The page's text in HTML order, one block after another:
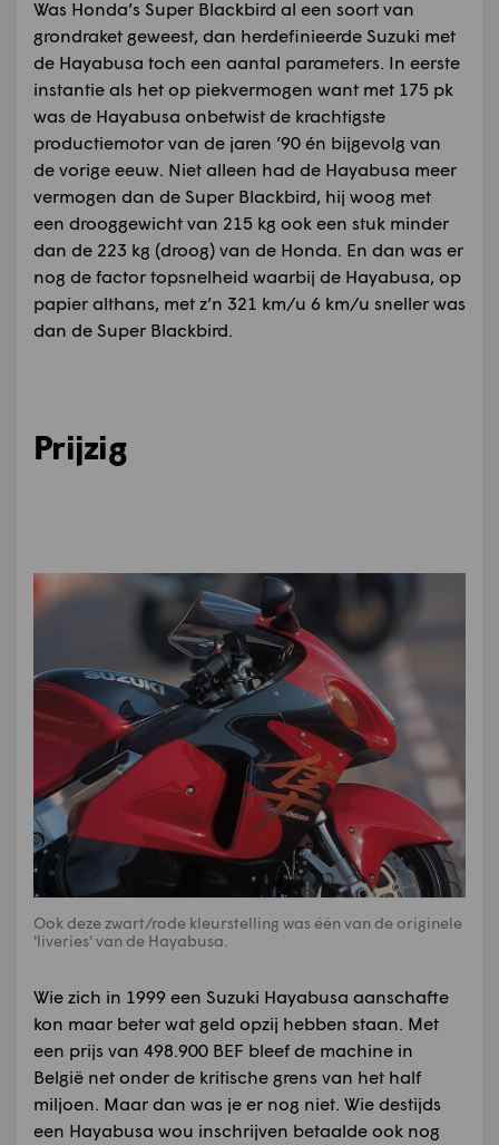
Was Honda’s Super Blackbird al een soort van
grondraket geweest, dan herdefinieerde Suzuki met
de Hayabusa toch een aantal parameters. In eerste
instantie als het op piekvermogen want met 175 pk
was de Hayabusa onbetwist de krachtigste
productiemotor van de jaren ’90 én bijgevolg van
de vorige eeuw. Niet alleen had de Hayabusa meer
vermogen dan de Super Blackbird, hij woog met
een drooggewicht van 215 kg ook een stuk minder
dan de 223 kg (droog) van de Honda. En dan was er
nog de factor topsnelheid waarbij de Hayabusa, op
papier althans, met z’n 321 km/u 6 km/u sneller was
dan de Super Blackbird.
Prijzig
Ook deze zwart/rode kleurstelling was één van de originele
'liveries' van de Hayabusa.
Wie zich in 1999 een Suzuki Hayabusa aanschafte
kon maar beter wat geld opzij hebben staan. Met
een prijs van 498.900 BEF bleef de machine in
België net onder de kritische grens van het half
miljoen. Maar dan was je er nog niet. Wie destijds
een Hayabusa wou inschrijven betaalde ook nog